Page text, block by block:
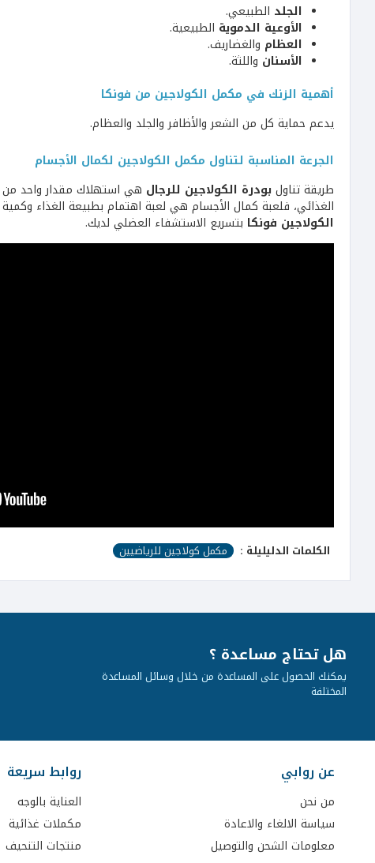
الجلد الطبيعي.
الأوعية الدموية الطبيعية.
العظام والغضاريف.
الأسنان واللثة.
أهمية الزنك في مكمل الكولاجين من فونكا
يدعم حماية كل من الشعر والأظافر والجلد والعظام.
الجرعة المناسبة لتناول مكمل الكولاجين لكمال الأجسام
طريقة تناول بودرة الكولاجين للرجال هي استهلاك مقدار واحد من العبوة مع 250 مل من الماء يومياً.
الغذائي، فلعبة كمال الأجسام هي لعبة اهتمام بطبيعة الغذاء
الكولاجين فونكا بتسريع الاستشفاء العضلي لديك.
الكلمات الدليليلة : مكمل كولاجين للرياضيين
هل تحتاج مساعدة ؟
يمكنك الحصول على المساعدة من خلال وسائل المساعدة
المختلفة
عن روابي
من نحن
سياسة الالغاء والاعادة
معلومات الشحن والتوصيل
روابط سريعة
العناية بالوجه
مكملات غذائية
منتجات التنحيف